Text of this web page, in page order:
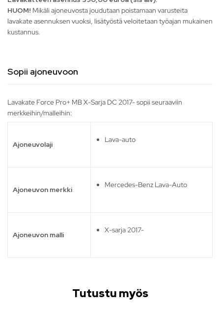
HUOM! Mikäli ajoneuvosta joudutaan poistamaan varusteita
lavakate asennuksen vuoksi, lisätyöstä veloitetaan työajan mukainen
kustannus.
Sopii ajoneuvoon
Lavakate Force Pro+ MB X-Sarja DC 2017- sopii seuraaviin
merkkeihin/malleihin:
Ajoneuvolaji
Lava-auto
Ajoneuvon merkki
Mercedes-Benz Lava-Auto
Ajoneuvon malli
X-sarja 2017-
Tutustu myös